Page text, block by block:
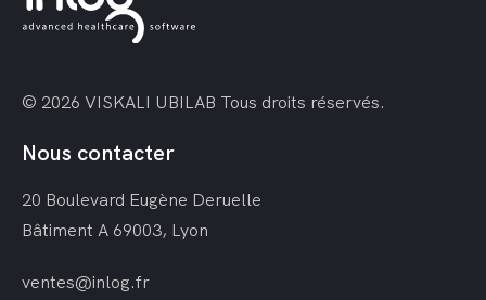
© 2026 VISKALI UBILAB Tous droits réservés.
Nous contacter
20 Boulevard Eugène Deruelle
Bâtiment A 69003, Lyon
ventes@inlog.fr